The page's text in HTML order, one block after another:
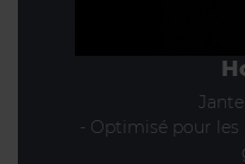
- Optimisé pour les